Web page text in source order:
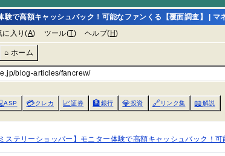
験で高額キャッシュバック！可能なファンくる【覆面調査】 | マ
に入り(A) ツール(T) ヘルプ( H)
⌂ ホーム
blog-articles/fancrew/
ASP 💳クレカ 📈証券 🏦銀行 💎投資 🔗リンク集 📖解説
ミステリーショッパー】モニター体験で高額キャッシュバック！可